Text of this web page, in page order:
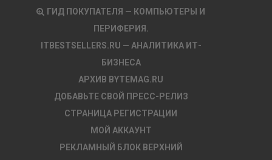
ГИД ПОКУПАТЕЛЯ — КОМПЬЮТЕРЫ И
ПЕРИФЕРИЯ.
ITBESTSELLERS.RU — АНАЛИТИКА ИТ-
БИЗНЕСА
АРХИВ BYTEMAG.RU
ДОБАВЬТЕ СВОЙ ПРЕСС-РЕЛИЗ
СТРАНИЦА РЕГИСТРАЦИИ
МОЙ АККАУНТ
РЕКЛАМНЫЙ БЛОК ВЕРХНИЙ